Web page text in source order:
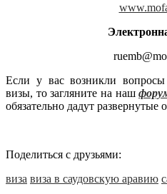
Если у вас возникли
визы, то загляните на наш
обязательно дадут развернутые
Поделиться с друзьями:
виза виза в саудовскую аравию